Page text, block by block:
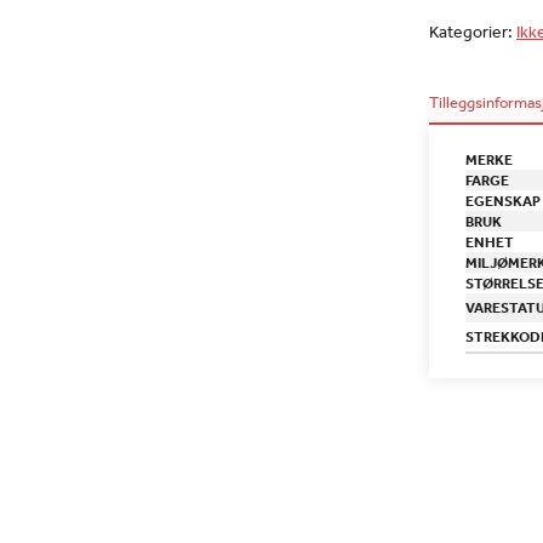
Kategorier:
MERKE
FARGE
EGENSKAP
BRUK
ENHET
STØRRELSE